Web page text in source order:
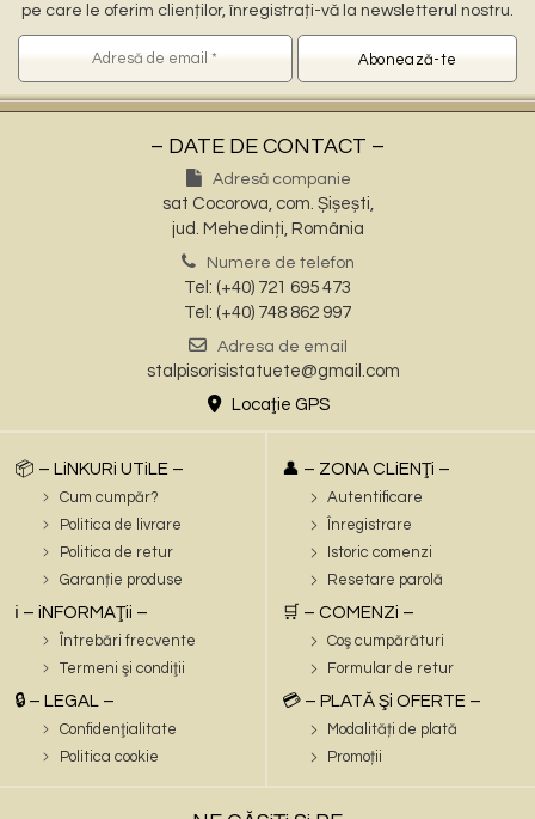
pe care le oferim clienților, înregistrați-vă la newsletterul nostru.
– DATE DE CONTACT –
Adresă companie
sat Cocorova, com. Șișești,
jud. Mehedinți, România
Numere de telefon
Tel: (+40) 721 695 473
Tel: (+40) 748 862 997
Adresa de email
stalpisorisistatuete@gmail.com
Locaţie GPS
📦 – LiNKURi UTiLE –
Cum cumpăr?
Politica de livrare
Politica de retur
Garanție produse
ℹ️ – iNFORMAŢii –
Întrebări frecvente
Termeni şi condiţii
🔒 – LEGAL –
Confidenţialitate
Politica cookie
👤 – ZONA CLiENŢi –
Autentificare
Înregistrare
Istoric comenzi
Resetare parolă
🛒 – COMENZi –
Coş cumpărături
Formular de retur
💳 – PLATĂ Şi OFERTE –
Modalități de plată
Promoții